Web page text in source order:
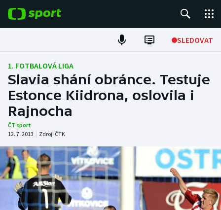
SLEDOVAT
ME v atletice
ME v plavání
Fotbal
Hokej
Tenis
DALŠÍ SPORTY
Americký fotbal
NEPŘEHLÉDNĚTE
1. FOTBALOVÁ LIGA
Slavia shání obránce. Testuje
Estonce Kiidrona, oslovila i
Rajnocha
ČT sport
12. 7. 2013 | Zdroj: ČTK